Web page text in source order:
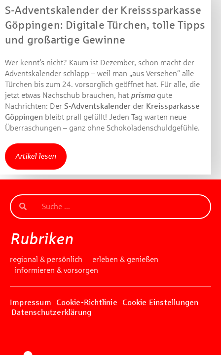
S-Adventskalender der Kreisssparkasse
Göppingen: Digitale Türchen, tolle Tipps
und großartige Gewinne
Wer kennt’s nicht? Kaum ist Dezember, schon macht der
Adventskalender schlapp – weil man „aus Versehen“ alle
Türchen bis zum 24. vorsorglich geöffnet hat. Für alle, die
jetzt etwas Nachschub brauchen, hat prisma gute
Nachrichten: Der S‑Adventskalender der Kreissparkasse
Göppingen bleibt prall gefüllt! Jeden Tag warten neue
Überraschungen – ganz ohne Schokoladenschuldgefühle.
Artikel lesen
Rubriken
regional & persönlich
erleben & genießen
informieren & vorsorgen
Impressum Cookie-Richtlinie
Cookie Einstellungen
Datenschutzerklärung
Machen Sie mit bei unserem Gewinnspiel! Bis 31.
Dezember 2021 verlosen wir 10 Gutscheine des
Treffpunkt Gold der Kreissparkasse Göppingen im Wert
Beantworten Sie einfach folgende Frage:
Welches Jubiläum feiert die Kreissparkasse
Göppingen in diesem Jahr?
Gewinnspiel geschlossen